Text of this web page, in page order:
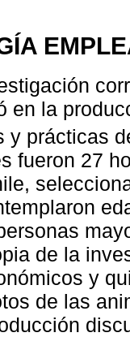
en la
y prácticas
fueron 27
de la
y
de las